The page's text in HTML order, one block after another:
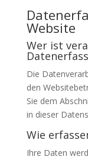
Website
Wer ist
Die
den
Sie dem
in dieser
Wie
Ihre Daten